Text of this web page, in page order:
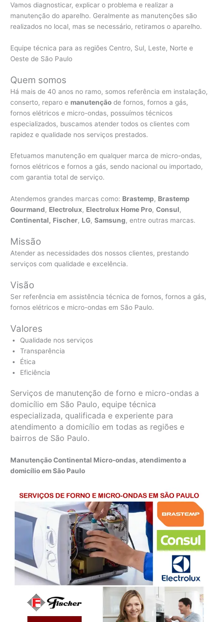
Vamos diagnosticar, explicar o problema e realizar a
manutenção do aparelho. Geralmente as manutenções são
realizados no local, mas se necessário, retiramos o aparelho.
Equipe técnica para as regiões Centro, Sul, Leste, Norte e
Oeste de São Paulo
Quem somos
Há mais de 40 anos no ramo, somos referência em instalação,
conserto, reparo e manutenção de fornos, fornos a gás,
fornos elétricos e micro-ondas, possuímos técnicos
especializados, buscamos atender todos os clientes com
rapidez e qualidade nos serviços prestados.
Efetuamos manutenção em qualquer marca de micro-ondas,
fornos elétricos e fornos a gás, sendo nacional ou importado,
com garantia total de serviço.
Atendemos grandes marcas como: Brastemp, Brastemp
Gourmand, Electrolux, Electrolux Home Pro,Consul,
Continental, Fischer, LG,Samsung, entre outras marcas.
Missão
Atender as necessidades dos nossos clientes, prestando
serviços com qualidade e excelência.
Visão
Ser referência em assistência técnica de fornos, fornos a gás,
fornos elétricos e micro-ondas em São Paulo.
Valores
Qualidade nos serviços
Transparência
Ética
Eficiência
Serviços de manutenção de forno e micro-ondas a
domicílio em São Paulo, equipe técnica
especializada, qualificada e experiente para
atendimento a domicílio em todas as regiões e
bairros de São Paulo.
Manutenção Continental Micro-ondas, atendimento a
domicílio em São Paulo